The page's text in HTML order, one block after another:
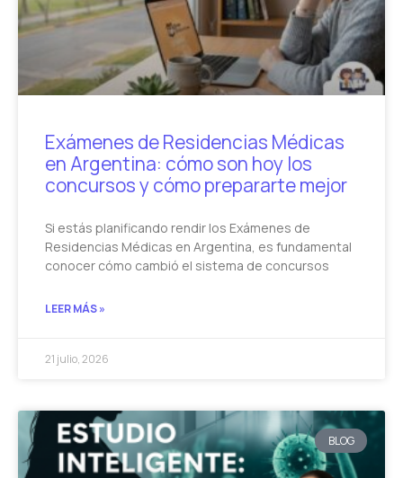
Exámenes de Residencias Médicas
en Argentina: cómo son hoy los
concursos y cómo prepararte mejor
Si estás planificando rendir los Exámenes de
Residencias Médicas en Argentina, es fundamental
conocer cómo cambió el sistema de concursos
LEER MÁS »
21 julio, 2026
BLOG